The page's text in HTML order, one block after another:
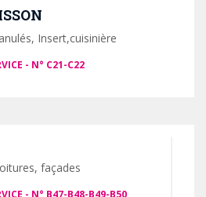
Insert,cuisinière
C21-C22
façades
B47-B48-B49-B50